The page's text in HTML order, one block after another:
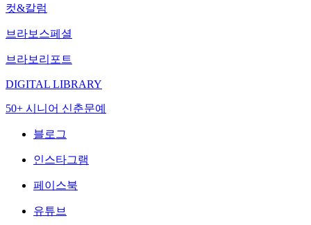
컷&칼럼
브라보스페셜
브라보리포트
DIGITAL LIBRARY
50+ 시니어 신춘문예
블로그
인스타그램
페이스북
유튜브